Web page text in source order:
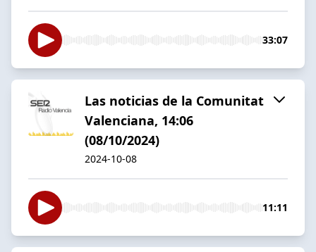
33:07
Las noticias de la Comunitat
Valenciana, 14:06
(08/10/2024)
2024-10-08
11:11